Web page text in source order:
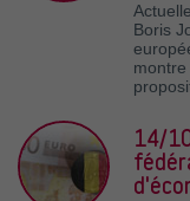
Boris
14/